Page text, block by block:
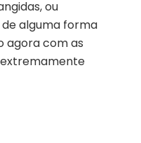
ou
alguma forma
agora com as
extremamente